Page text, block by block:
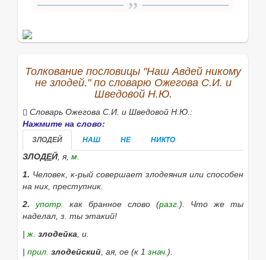
Толкование пословицы "Наш Авдей никому
не злодей." по словарю Ожегова С.И. и
Шведовой Н.Ю.
Словарь Ожегова С.И. и Шведовой Н.Ю.:
Нажмите на слово:
ЗЛОДЕЙ НАШ НЕ НИКТО
ЗЛОДЕЙ, я, м.
1. Человек, к-рый совершает злодеяния или способен
на них, преступник.
2.
употр. как бранное слово (разг.). Что же ты
наделал, з. ты этакий!
|ж. злодейка, и.
| прил. злодейский, ая, ое (к 1 знач.).